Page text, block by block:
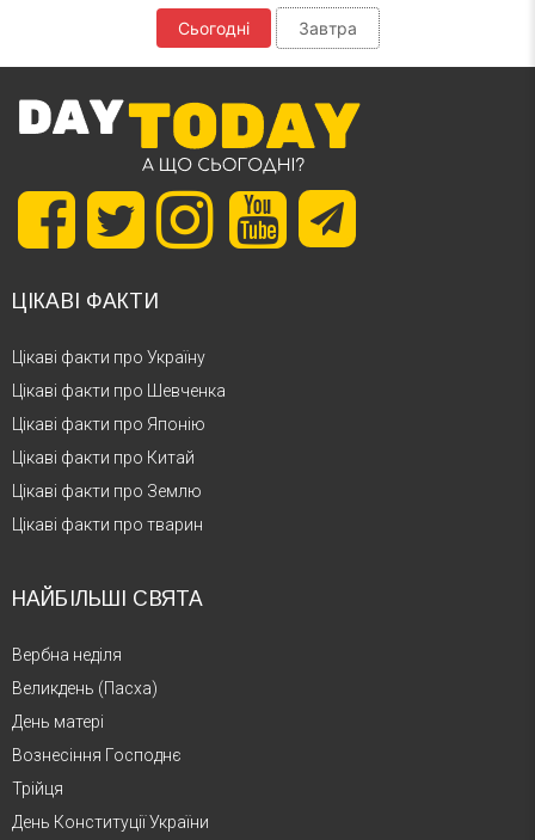
Сьогодні Завтра
ЦІКАВІ ФАКТИ
Цікаві факти про Україну
Цікаві факти про Шевченка
Цікаві факти про Японію
Цікаві факти про Китай
Цікаві факти про Землю
Цікаві факти про тварин
НАЙБІЛЬШІ СВЯТА
Вербна неділя
Великдень (Пасха)
День матері
Вознесіння Господнє
Трійця
День Конституції України